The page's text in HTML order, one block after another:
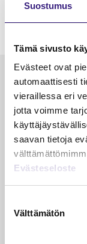
Suostumus
Tämä sivusto
Evästeet ovat
automaattisesti
vieraillessa eri
jotta voimme
saavan tietoja
Evästeseloste
valinta
Välttämätön
Luetuimmat
VEROTUS
veloitus,
veloitus ja